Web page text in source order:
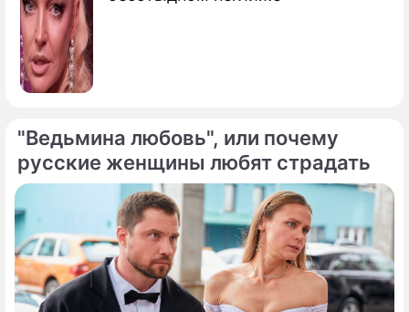
"Ведьмина любовь", или почему
русские женщины любят страдать